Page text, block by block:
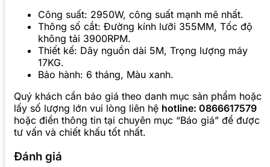
Công suất: 2950W, công suất mạnh mẽ nhất.
Thông số cắt: Đường kính lưỡi 355MM, Tốc độ
không tải 3900RPM.
Thiết kế: Dây nguồn dài 5M, Trọng lượng máy
17KG.
Bảo hành: 6 tháng, Màu xanh.
Quý khách cần báo giá theo danh mục sản phẩm hoặc
lấy số lượng lớn vui lòng liên hệ hotline: 0866617579
hoặc điền thông tin tại chuyên mục “Báo giá” để được
tư vấn và chiết khấu tốt nhất.
Đánh giá